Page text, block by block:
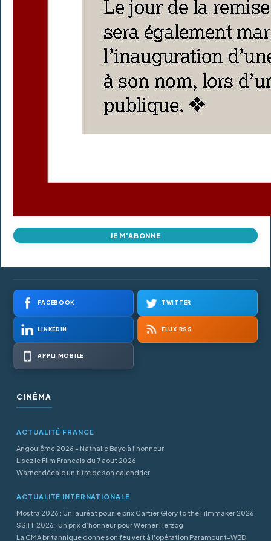
JE M'ABONNE
FACEBOOK TWITTER
LINKEDIN FLUX RSS
APPLI MOBILE
CINÉMA
ACTUALITÉ FRANCE
Angoulême 2026 - Nathalie Baye à l'honneur
Lisez le Film Francais du 7 aout 2026
Warner décale un titre de son calendrier
ACTUALITÉ INTERNATIONALE
Mostra 2026 : Un lauréat pour le prix Cartier Glory to the Filmmaker 2026
SSIFF 2026 : Un prix d’honneur pour Werner Herzog
La CMA britannique donne son feu vert à l'opération Paramount-WBD